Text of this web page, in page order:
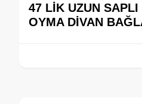
47 LİK UZUN SAPLI
OYMA DİVAN